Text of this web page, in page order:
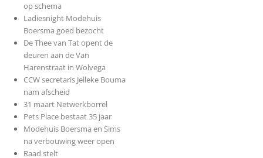
op schema
Ladiesnight Modehuis
Boersma goed bezocht
De Thee van Tat opent de
deuren aan de Van
Harenstraat in Wolvega
CCW secretaris Jelleke Bouma
nam afscheid
31 maart Netwerkborrel
Pets Place bestaat 35 jaar
Modehuis Boersma en Sims
na verbouwing weer open
Raad stelt